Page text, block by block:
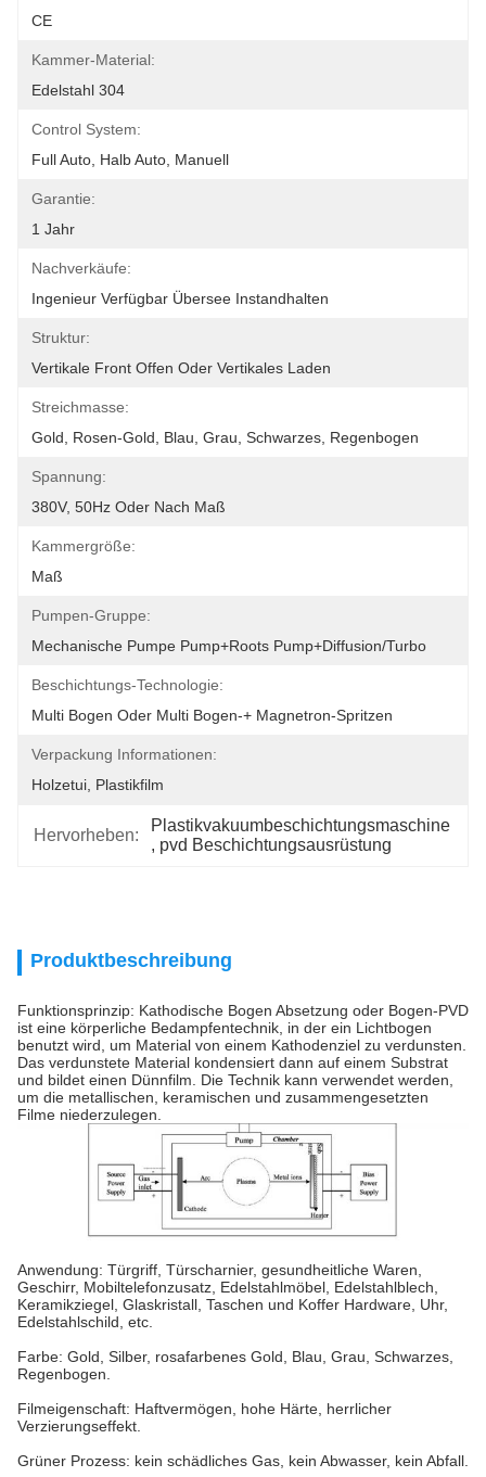
CE
Kammer-Material:
Edelstahl 304
Control System:
Full Auto, Halb Auto, Manuell
Garantie:
1 Jahr
Nachverkäufe:
Ingenieur Verfügbar Übersee Instandhalten
Struktur:
Vertikale Front Offen Oder Vertikales Laden
Streichmasse:
Gold, Rosen-Gold, Blau, Grau, Schwarzes, Regenbogen
Spannung:
380V, 50Hz Oder Nach Maß
Kammergröße:
Maß
Pumpen-Gruppe:
Mechanische Pumpe Pump+Roots Pump+Diffusion/Turbo
Beschichtungs-Technologie:
Multi Bogen Oder Multi Bogen-+ Magnetron-Spritzen
Verpackung Informationen:
Holzetui, Plastikfilm
Hervorheben:
Plastikvakuumbeschichtungsmaschine
, pvd Beschichtungsausrüstung
Produktbeschreibung
Funktionsprinzip: Kathodische Bogen Absetzung oder Bogen-PVD
ist eine körperliche Bedampfentechnik, in der ein Lichtbogen
benutzt wird, um Material von einem Kathodenziel zu verdunsten.
Das verdunstete Material kondensiert dann auf einem Substrat
und bildet einen Dünnfilm. Die Technik kann verwendet werden,
um die metallischen, keramischen und zusammengesetzten
Filme niederzulegen.
Anwendung: Türgriff, Türscharnier, gesundheitliche Waren,
Geschirr, Mobiltelefonzusatz, Edelstahlmöbel, Edelstahlblech,
Keramikziegel, Glaskristall, Taschen und Koffer Hardware, Uhr,
Edelstahlschild, etc.
Farbe: Gold, Silber, rosafarbenes Gold, Blau, Grau, Schwarzes,
Regenbogen.
Filmeigenschaft: Haftvermögen, hohe Härte, herrlicher
Verzierungseffekt.
Grüner Prozess: kein schädliches Gas, kein Abwasser, kein Abfall.